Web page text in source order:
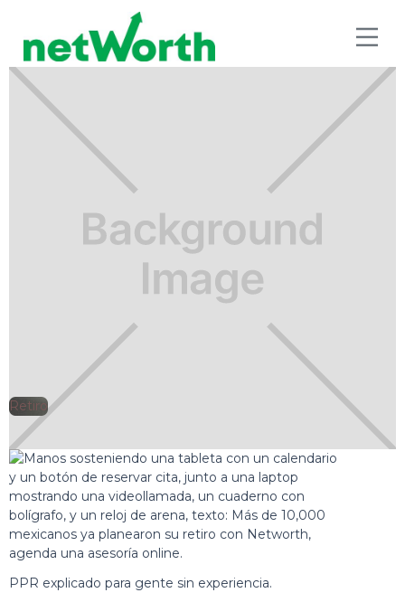
Retiro
PPR explicado para gente sin experiencia.